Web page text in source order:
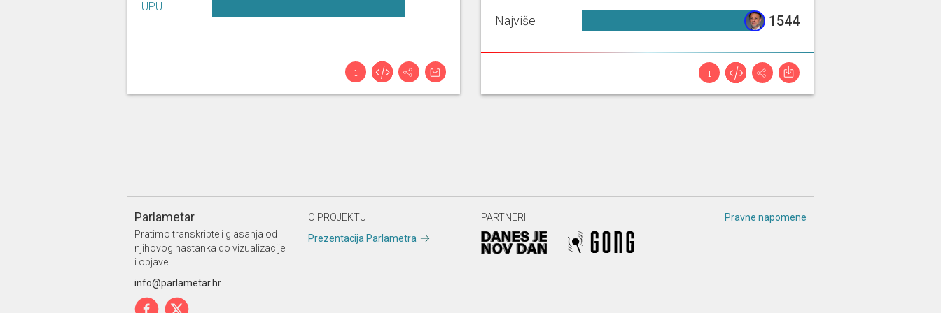
Matej Mostarac
Zahvaljujem predsjedavajući. Poštovana kolegice, evo čuli smo prve komentare
vladajućih, znači nemaju ništa protiv, ne vjeruju, bilo je dovoljno kratko da ovaj put oni to
UPU
Najviše 1544
Parlametar
Pratimo transkripte i glasanja od
njihovog nastanka do vizualizacije
i objave.
info@parlametar.hr
O PROJEKTU
Prezentacija Parlametra
PARTNERI Pravne napomene